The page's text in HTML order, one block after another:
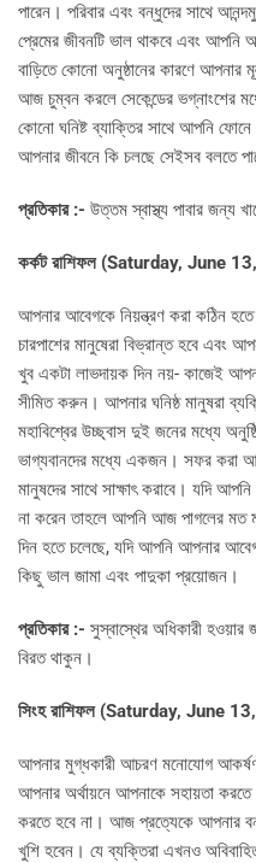
পারেন। পরিবার এবং বন্ধুদের সাথে
প্রেমের জীবনটি ভাল থাকবে এবং আপনি
বাড়িতে কোনো অনুষ্ঠানের কারণে আপনার
আজ চুম্বন করলে সেকেন্ডের ভগ্নাংশের
কোনো ঘনিষ্ট ব্যাক্তির সাথে আপনি
আপনার জীবনে কি চলছে সেইসব বলতে
প্রতিকার :- উত্তম স্বাস্থ্য পাবার জন্য
কর্কট রাশিফল (Saturday, June
আপনার আবেগকে নিয়ন্ত্রণ করা কঠিন
চারপাশের মানুষেরা বিভ্রান্ত হবে এবং
খুব একটা লাভদায়ক দিন নয়- কাজেই
সীমিত করুন। আপনার ঘনিষ্ঠ মানুষরা
মহাবিশ্বের উচ্ছ্বাস দুই জনের মধ্যে
ভাগ্যবানদের মধ্যে একজন। সফর করা
মানুষদের সাথে সাক্ষাৎ করাবে। যদি
না করেন তাহলে আপনি আজ পাগলের মত
দিন হতে চলেছে, যদি আপনি আপনার
কিছু ভাল জামা এবং পাদুকা প্রয়োজন।
প্রতিকার :- সুস্বাস্থের অধিকারী
বিরত থাকুন।
সিংহ রাশিফল (Saturday, June
আপনার মুগ্ধকারী আচরণ মনোযোগ
আপনার অর্থায়নে আপনাকে সহায়তা
করতে হবে না। আজ প্রত্যেকে আপনার
খুশি হবেন। যে ব্যক্তিরা এখনও